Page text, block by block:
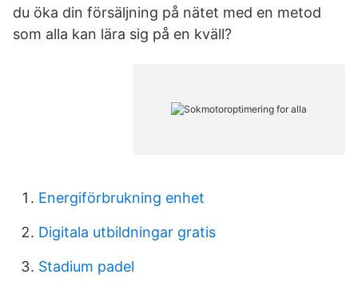
du öka din försäljning på nätet med en metod
som alla kan lära sig på en kväll?
Energiförbrukning enhet
Digitala utbildningar gratis
Stadium padel